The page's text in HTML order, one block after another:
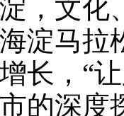
文化
淀马拉
长，“
的深度